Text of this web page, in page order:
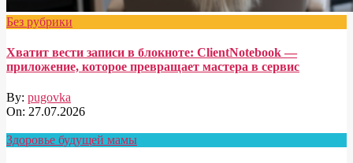
Без рубрики
Хватит вести записи в блокноте: ClientNotebook —
приложение, которое превращает мастера в сервис
By: pugovka
On: 27.07.2026
Здоровье будущей мамы